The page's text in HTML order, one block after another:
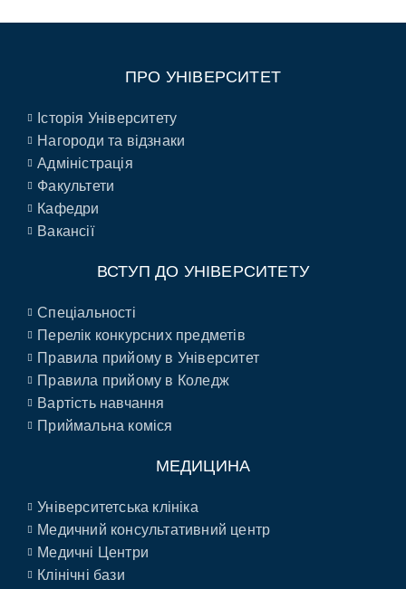
ПРО УНІВЕРСИТЕТ
Історія Університету
Нагороди та відзнаки
Адміністрація
Факультети
Кафедри
Вакансії
ВСТУП ДО УНІВЕРСИТЕТУ
Спеціальності
Перелік конкурсних предметів
Правила прийому в Університет
Правила прийому в Коледж
Вартість навчання
Приймальна коміся
МЕДИЦИНА
Університетська клініка
Медичний консультативний центр
Медичні Центри
Клінічні бази